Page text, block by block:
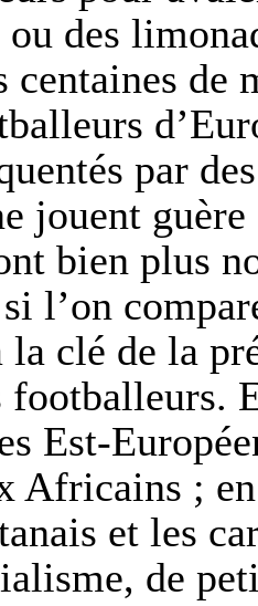
ou des
centaines
par
jouent
bien plus
l’on
clé de la
footballeurs.
Est-
Africains ;
et les
de